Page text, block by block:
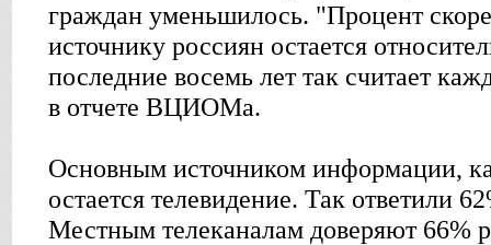
граждан уменьшилось. "Процент
источнику россиян остается
последние восемь лет так считает
в отчете ВЦИОМа.
Основным источником информации,
остается телевидение. Так ответили
Местным телеканалам доверяют 66%